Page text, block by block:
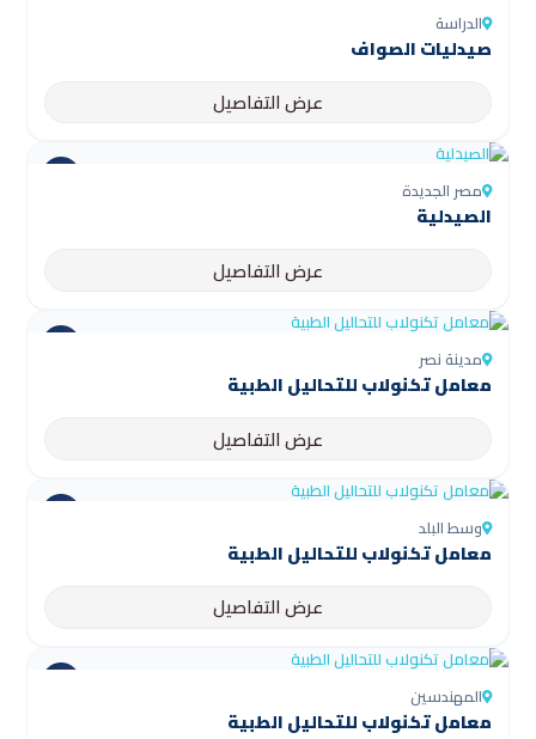
الدراسة
صيدليات الصواف
عرض التفاصيل
مصر الجديدة
الصيدلية
عرض التفاصيل
مدينة نصر
معامل تكنولاب للتحاليل الطبية
عرض التفاصيل
وسط البلد
معامل تكنولاب للتحاليل الطبية
عرض التفاصيل
المهندسين
معامل تكنولاب للتحاليل الطبية